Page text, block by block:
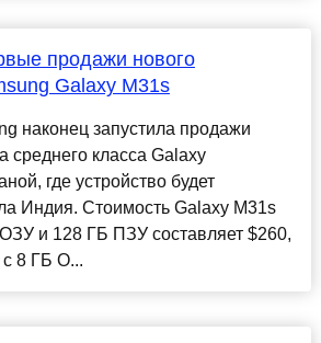
продажи нового
Galaxy M31s
наконец запустила продажи
среднего класса Galaxy
где устройство будет
Индия. Стоимость Galaxy M31s
и 128 ГБ ПЗУ составляет $260,
8 ГБ О...